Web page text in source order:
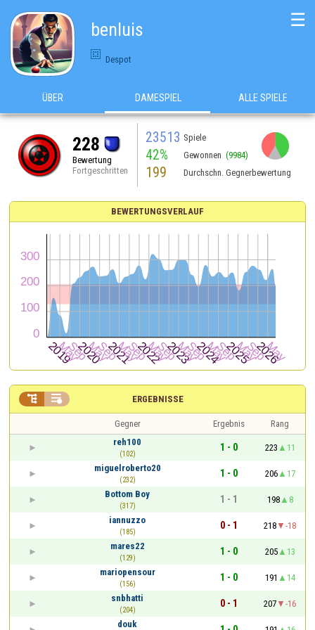
benluis
Despot
☰
ÜBER DAMESPIEL ALLE SPIELE
228
Bewertung
Fortgeschritten
23513 Spiele
42% Gewonnen (9984)
199 Durchschn. Gegnerbewertung
BEWERTUNGSVERLAUF
ERGEBNISSE
 
Gegner Ergebnis
Rang
reh100
(102)
1 - 0 223
11
miguelroberto20
(232)
1 - 0 206
17
Bottom Boy
(317)
1 - 1 198
8
iannuzzo
(185)
0 - 1 218
-18
mares22
(129)
1 - 0 205
13
mariopensour
(156)
1 - 0 191
14
snbhatti
(204)
0 - 1 207
-16
douk